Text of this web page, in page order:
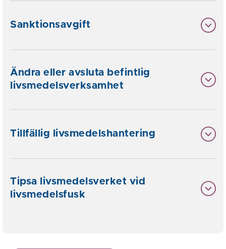
Sanktionsavgift
Ändra eller avsluta befintlig
livsmedelsverksamhet
Tillfällig livsmedelshantering
Tipsa livsmedelsverket vid
livsmedelsfusk